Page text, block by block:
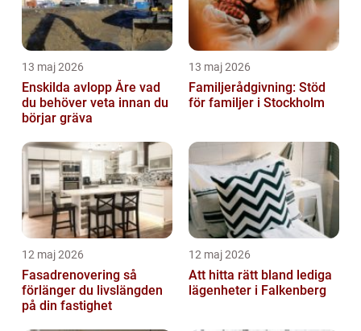
13 maj 2026
Enskilda avlopp Åre vad
du behöver veta innan du
börjar gräva
13 maj 2026
Familjerådgivning: Stöd
för familjer i Stockholm
12 maj 2026
Fasadrenovering så
förlänger du livslängden
på din fastighet
12 maj 2026
Att hitta rätt bland lediga
lägenheter i Falkenberg